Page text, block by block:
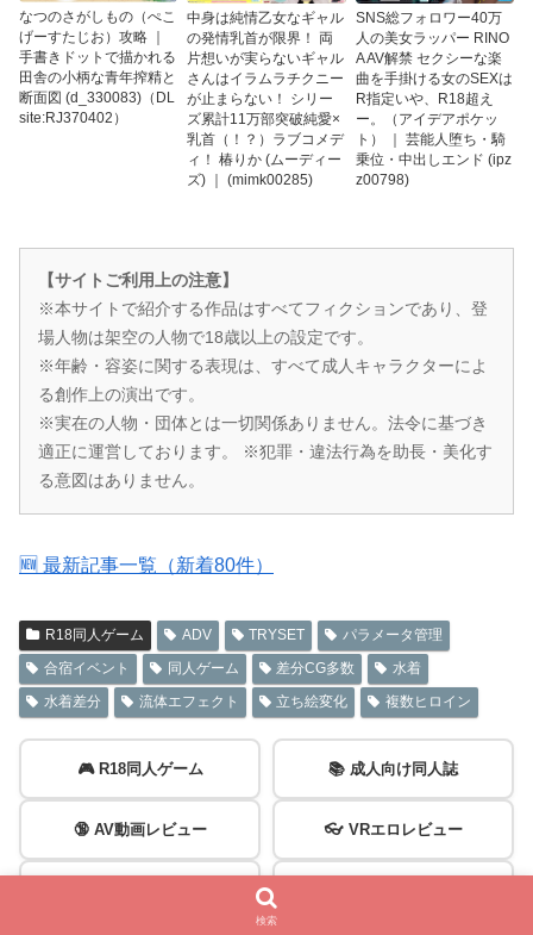
なつのさがしもの（ぺこ
げーすたじお）攻略 ｜
手書きドットで描かれる
田舎の小柄な青年搾精と
断面図 (d_330083)（DL
site:RJ370402）
中身は純情乙女なギャル
の発情乳首が限界！ 両
片想いが実らないギャル
さんはイラムラチクニー
が止まらない！ シリー
ズ累計11万部突破純愛×
乳首（！？）ラブコメデ
ィ！ 椿りか (ムーディー
ズ) ｜ (mimk00285)
SNS総フォロワー40万
人の美女ラッパー RINO
A AV解禁 セクシーな楽
曲を手掛ける女のSEXは
R指定いや、R18超え
ー。（アイデアポケッ
ト） ｜ 芸能人堕ち・騎
乗位・中出しエンド (ipz
z00798)
【サイトご利用上の注意】
※本サイトで紹介する作品はすべてフィクションであり、登
場人物は架空の人物で18歳以上の設定です。
※年齢・容姿に関する表現は、すべて成人キャラクターによ
る創作上の演出です。
※実在の人物・団体とは一切関係ありません。法令に基づき
適正に運営しております。 ※犯罪・違法行為を助長・美化す
る意図はありません。
🆕 最新記事一覧（新着80件）
R18同人ゲーム ADV TRYSET
パラメータ管理
合宿イベント
同人ゲーム 差分CG多数
水着
水着差分
流体エフェクト 立ち絵変化 複数ヒロイン
🎮 R18同人ゲーム 📚 成人向け同人誌
🔞 AV動画レビュー 👓 VRエロレビュー
検索